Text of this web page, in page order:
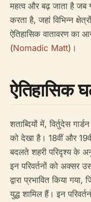
महत्व और बढ़ जाता है जब
करता है, जहां विभिन्न
ऐतिहासिक वातावरण का
(Nomadic Matt)।
ऐतिहासिक
शताब्दियों में, विर्तुदेस
को देखा है। 18वीं और
बदलते शहरी परिदृश्य के
इन परिवर्तनों को अक्सर
द्वारा प्रभावित किया
युद्ध शामिल हैं। इन